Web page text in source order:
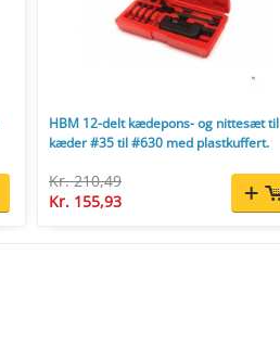
HBM 12-delt kædepons- og nittesæt til
kæder #35 til #630 med plastkuffert.
Kr. 210,49
Kr. 155,93